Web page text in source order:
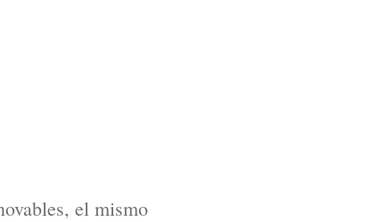
el mismo